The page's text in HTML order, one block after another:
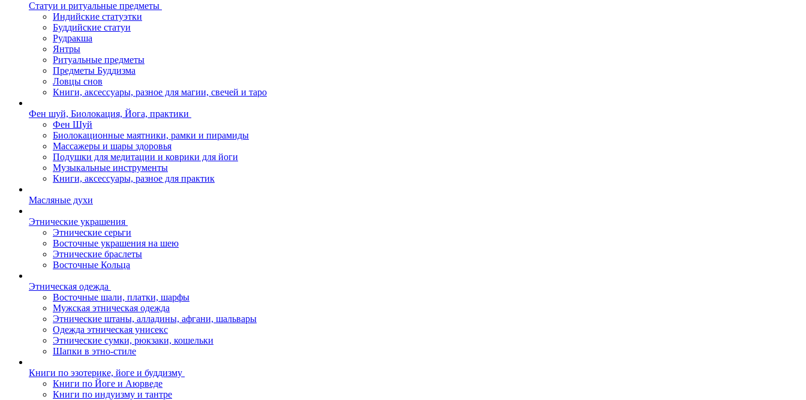
Статуи и ритуальные предметы
Индийские статуэтки
Буддийские статуи
Рудракша
Янтры
Ритуальные предметы
Предметы Буддизма
Ловцы снов
Книги, аксессуары, разное для магии, свечей и таро
Фен шуй, Биолокация, Йога, практики
Фен Шуй
Биолокационные маятники, рамки и пирамиды
Массажеры и шары здоровья
Подушки для медитации и коврики для йоги
Музыкальные инструменты
Книги, аксессуары, разное для практик
Масляные духи
Этнические украшения
Этнические серьги
Восточные украшения на шею
Этнические браслеты
Восточные Кольца
Этническая одежда
Восточные шали, платки, шарфы
Мужская этническая одежда
Этнические штаны, алладины, афгани, шальвары
Одежда этническая унисекс
Этнические сумки, рюкзаки, кошельки
Шапки в этно-стиле
Книги по эзотерике, йоге и буддизму
Книги по Йоге и Аюрведе
Книги по индуизму и тантре